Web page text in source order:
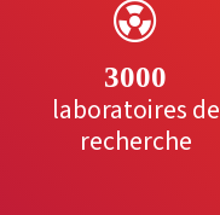
3000
laboratoires de
recherche